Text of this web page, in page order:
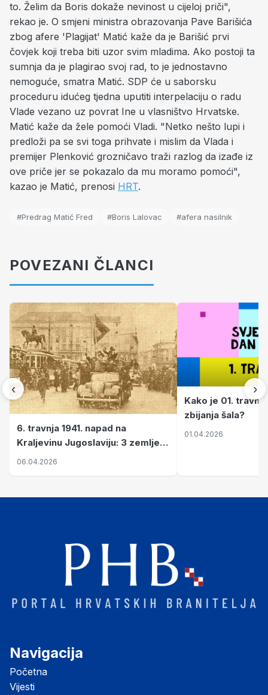
to. Želim da Boris dokaže nevinost u cijeloj priči",
rekao je. O smjeni ministra obrazovanja Pave Barišića
zbog afere 'Plagijat' Matić kaže da je Barišić prvi
čovjek koji treba biti uzor svim mladima. Ako postoji ta
sumnja da je plagirao svoj rad, to je jednostavno
nemoguće, smatra Matić. SDP će u saborsku
proceduru idućeg tjedna uputiti interpelaciju o radu
Vlade vezano uz povrat Ine u vlasništvo Hrvatske.
Matić kaže da žele pomoći Vladi. "Netko nešto lupi i
predloži pa se svi toga prihvate i mislim da Vlada i
premijer Plenković grozničavo traži razlog da izađe iz
ove priče jer se pokazalo da mu moramo pomoći",
kazao je Matić, prenosi HRT.
#Predrag Matić Fred #Boris Lalovac #afera nasilnik
POVEZANI ČLANCI
‹
6. travnja 1941. napad na
Kraljevinu Jugoslaviju: 3 zemlje
nastale njenim raspadom
06.04.2026
Kako je 01.
zbijanja šala?
01.04.2026
›
Navigacija
Početna
Vijesti